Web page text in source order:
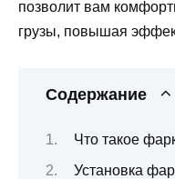
позволит вам
грузы, повышая
Содержание
Что такое
Установка